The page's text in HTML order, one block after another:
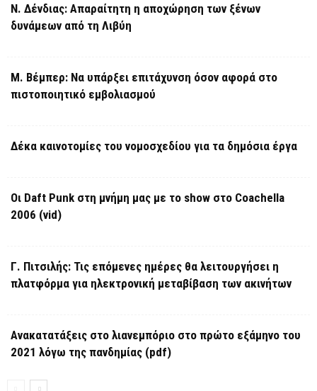
Ν. Δένδιας: Απαραίτητη η αποχώρηση των ξένων
δυνάμεων από τη Λιβύη
Μ. Βέμπερ: Να υπάρξει επιτάχυνση όσον αφορά στο
πιστοποιητικό εμβολιασμού
Δέκα καινοτομίες του νομοσχεδίου για τα δημόσια έργα
Οι Daft Punk στη μνήμη μας με το show στο Coachella
2006 (vid)
Γ. Πιτσιλής: Τις επόμενες ημέρες θα λειτουργήσει η
πλατφόρμα για ηλεκτρονική μεταβίβαση των ακινήτων
Ανακατατάξεις στο λιανεμπόριο στο πρώτο εξάμηνο του
2021 λόγω της πανδημίας (pdf)